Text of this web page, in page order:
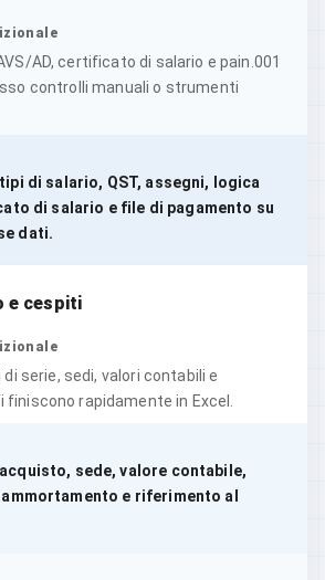
AD, certificato di salario e pain.001
controlli manuali o strumenti
di salario, QST, assegni, logica
di salario e file di pagamento su
dati.
e cespiti
serie, sedi, valori contabili e
rapidamente in Excel.
sede, valore contabile,
e riferimento al